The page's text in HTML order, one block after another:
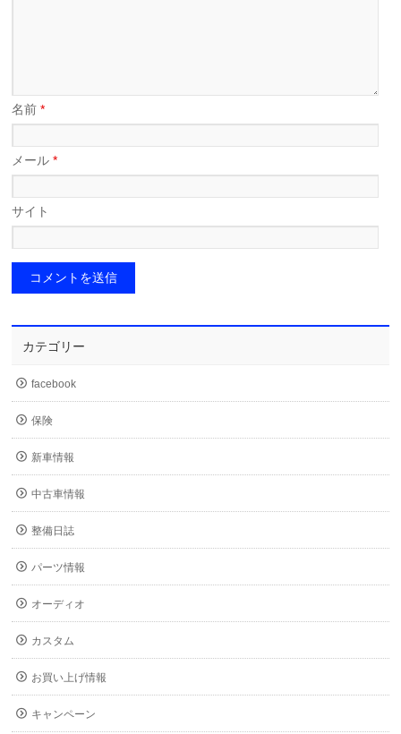
名前*
メール*
サイト
カテゴリー
facebook
保険
新車情報
中古車情報
整備日誌
パーツ情報
オーディオ
カスタム
お買い上げ情報
キャンペーン